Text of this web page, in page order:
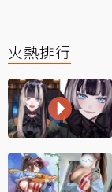
火熱排行